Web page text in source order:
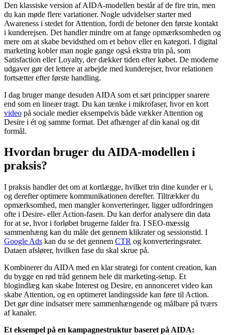
Den klassiske version af AIDA-modellen består af de fire trin, men
du kan møde flere variationer. Nogle udvidelser starter med
Awareness i stedet for Attention, fordi de betoner den første kontakt
i kunderejsen. Det handler mindre om at fange opmærksomheden og
mere om at skabe bevidsthed om et behov eller en kategori. I digital
marketing kobler man nogle gange også ekstra trin på, som
Satisfaction eller Loyalty, der dækker tiden efter købet. De moderne
udgaver gør det lettere at arbejde med kunderejser, hvor relationen
fortsætter efter første handling.
I dag bruger mange desuden AIDA som et sæt principper snarere
end som en lineær tragt. Du kan tænke i mikrofaser, hvor en kort
video på sociale medier eksempelvis både vækker Attention og
Desire i ét og samme format. Det afhænger af din kanal og dit
formål.
Hvordan bruger du AIDA-modellen i
praksis?
I praksis handler det om at kortlægge, hvilket trin dine kunder er i,
og derefter optimere kommunikationen derefter. Tiltrækker du
opmærksomhed, men mangler konverteringer, ligger udfordringen
ofte i Desire- eller Action-fasen. Du kan derfor analysere din data
for at se, hvor i forløbet brugerne falder fra. I SEO-mæssig
sammenhæng kan du måle det gennem klikrater og sessionstid. I
Google Ads kan du se det gennem CTR og konverteringsrater.
Dataen afslører, hvilken fase du skal skrue på.
Kombinerer du AIDA med en klar strategi for content creation, kan
du bygge en rød tråd gennem hele dit marketing-setup. Et
blogindlæg kan skabe Interest og Desire, en annonceret video kan
skabe Attention, og en optimeret landingsside kan føre til Action.
Det gør dine indsatser mere sammenhængende og målbare på tværs
af kanaler.
Et eksempel på en kampagnestruktur baseret på AIDA: